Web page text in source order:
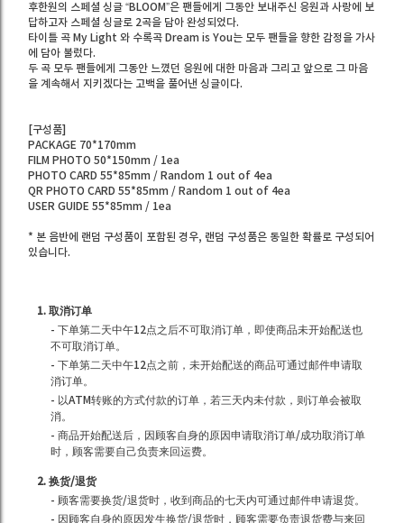
후한원의 스페셜 싱글 “BLOOM”은 팬들에게 그동안 보내주신 응원과 사랑에 보
답하고자 스페셜 싱글로 2곡을 담아 완성되었다.
타이틀 곡 My Light 와 수록곡 Dream is You는 모두 팬들을 향한 감정을 가사
에 담아 불렀다.
두 곡 모두 팬들에게 그동안 느꼈던 응원에 대한 마음과 그리고 앞으로 그 마음
을 계속해서 지키겠다는 고백을 풀어낸 싱글이다.
[구성품]
PACKAGE 70*170mm
FILM PHOTO 50*150mm / 1ea
PHOTO CARD 55*85mm / Random 1 out of 4ea
QR PHOTO CARD 55*85mm / Random 1 out of 4ea
USER GUIDE 55*85mm / 1ea
* 본 음반에 랜덤 구성품이 포함된 경우, 랜덤 구성품은 동일한 확률로 구성되어
있습니다.
1. 取消订单
- 下单第二天中午12点之后不可取消订单，即使商品未开始配送也
不可取消订单。
- 下单第二天中午12点之前，未开始配送的商品可通过邮件申请取
消订单。
- 以ATM转账的方式付款的订单，若三天内未付款，则订单会被取
消。
- 商品开始配送后，因顾客自身的原因申请取消订单/成功取消订单
时，顾客需要自己负责来回运费。
2. 换货/退货
- 顾客需要换货/退货时，收到商品的七天内可通过邮件申请退货。
- 因顾客自身的原因发生换货/退货时，顾客需要负责退货费与来回